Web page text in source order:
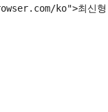
ko">최신형